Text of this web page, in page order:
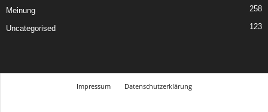
Meinung 258
Uncategorised 123
Impressum
Datenschutzerklärung